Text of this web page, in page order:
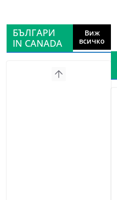
БЪЛГАРИ
IN CANADA
Виж
всичко